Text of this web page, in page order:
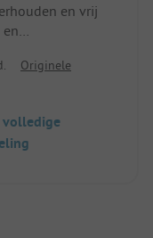
en vrij
De
zeer interessant
Originele
volledige